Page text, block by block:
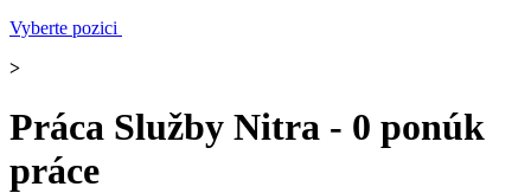
Vyberte pozici
>
Práca Služby Nitra - 0 ponúk
práce